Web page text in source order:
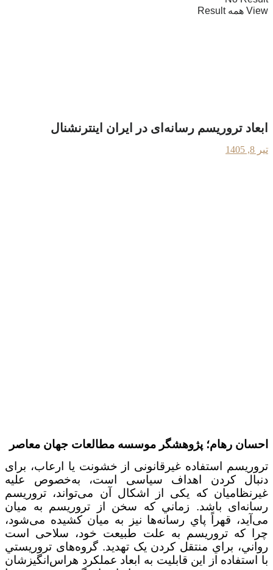
View همه Result
ابعاد تروریسم رسانه‌ای در ایران اینترنشنال
تیر 8, 1405
احسان رهام؛ پژوهشگر موسسه مطالعات جهان معاصر
تروریسم استفاده غیرقانونی از خشونت یا ارعاب، برای
دنبال کردن اهداف سیاسی است، به‌خصوص علیه
غیرنظامیان که یکی از اشکال آن می‌تواند، تروریسم
رسانه‌ای باشد. زماني که سخن از تروريسم به ميان
می‌آید، قهراً پاي رسانه‌ها نيز به ميان کشيده می‌شود،
چرا که تروريسم به علت طبيعت خود، سلاحی است
رواني، براي منتقل کردن يک تهديد. گروه‌های تروريستي
با استفاده از این قابلیت به ابعاد عملکرد هراس‌انگیزشان